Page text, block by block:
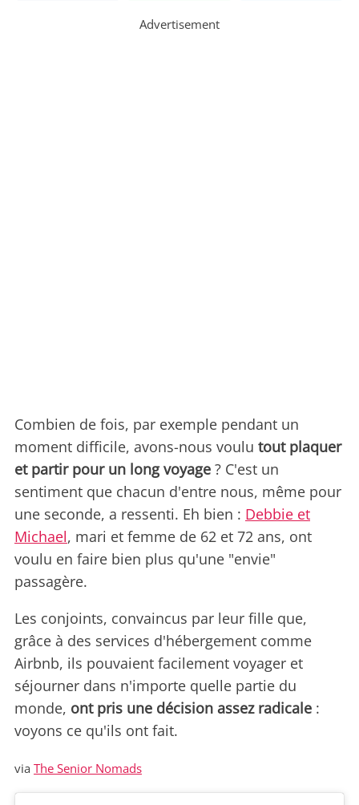
Advertisement
Combien de fois, par exemple pendant un
moment difficile, avons-nous voulu tout plaquer
et partir pour un long voyage ? C'est un
sentiment que chacun d'entre nous, même pour
une seconde, a ressenti. Eh bien : Debbie et
Michael, mari et femme de 62 et 72 ans, ont
voulu en faire bien plus qu'une "envie"
passagère.
Les conjoints, convaincus par leur fille que,
grâce à des services d'hébergement comme
Airbnb, ils pouvaient facilement voyager et
séjourner dans n'importe quelle partie du
monde, ont pris une décision assez radicale :
voyons ce qu'ils ont fait.
via The Senior Nomads